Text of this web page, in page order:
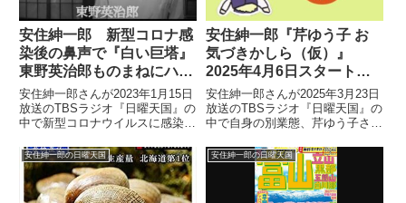
安住紳一郎 新型コロナ感
染後の鼻声で『白い巨塔』
東野英治郎ものまねにハマ
った話
安住紳一郎さんが2023年1月15日
放送のTBSラジオ『日曜天国』の
中で新型コロナウイルスに感染
いてトーク。まだ鼻声が残ってお
り、それを利用して『白い巨塔』
の東野英治郎さんものまねにハマ
っていると話していました。
安住紳一郎『芹ゆう子 お
気づきかしら（仮）』
2025年4月6日スタートを
語る
安住紳一郎さんが2025年3月23日
放送のTBSラジオ『日曜天国』の
中で自身の別業態、芹ゆう子さん
きかしら（仮）』が2025年4月6
日からスタートすることを話して
いました。
安住紳一郎の日曜天国 安住紳一郎の日曜天国